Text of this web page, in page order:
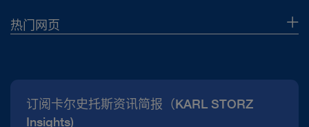
热门网页
合规热线
订阅卡尔史托斯资讯简报（KARL STORZ
Insights)